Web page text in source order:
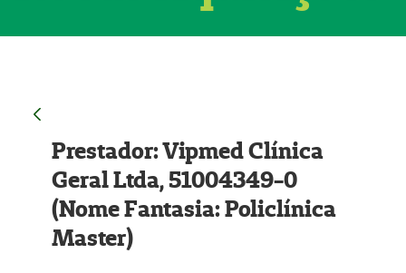
Prestador: Vipmed Clínica
Geral Ltda, 51004349-0
(Nome Fantasia: Policlínica
Master)